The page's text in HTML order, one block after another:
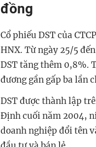
đồng
Cổ phiếu DST của
HNX. Từ ngày 25/5
DST tăng thêm 0,8%.
đương gần gấp ba lần
DST được thành lập
Định cuối năm 2004,
doanh nghiệp đổi tên